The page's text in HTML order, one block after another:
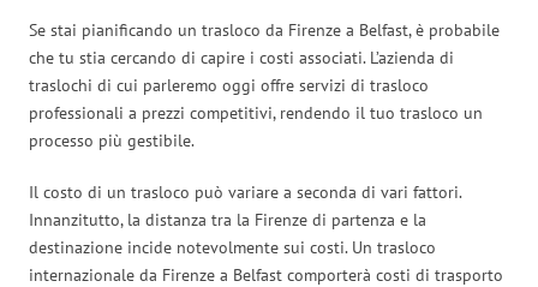
Se stai pianificando un trasloco da Firenze a Belfast, è probabile
che tu stia cercando di capire i costi associati. L’azienda di
traslochi di cui parleremo oggi offre servizi di trasloco
professionali a prezzi competitivi, rendendo il tuo trasloco un
processo più gestibile.
Il costo di un trasloco può variare a seconda di vari fattori.
Innanzitutto, la distanza tra la Firenze di partenza e la
destinazione incide notevolmente sui costi. Un trasloco
internazionale da Firenze a Belfast comporterà costi di trasporto